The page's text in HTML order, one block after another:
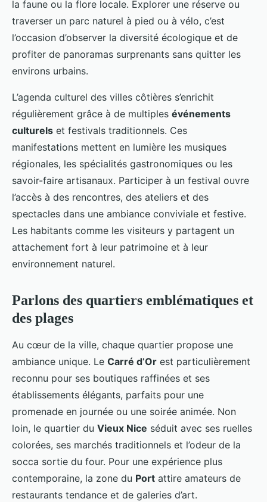
la faune ou la flore locale. Explorer une réserve ou
traverser un parc naturel à pied ou à vélo, c’est
l’occasion d’observer la diversité écologique et de
profiter de panoramas surprenants sans quitter les
environs urbains.
L’agenda culturel des villes côtières s’enrichit
régulièrement grâce à de multiples événements
culturels et festivals traditionnels. Ces
manifestations mettent en lumière les musiques
régionales, les spécialités gastronomiques ou les
savoir-faire artisanaux. Participer à un festival ouvre
l’accès à des rencontres, des ateliers et des
spectacles dans une ambiance conviviale et festive.
Les habitants comme les visiteurs y partagent un
attachement fort à leur patrimoine et à leur
environnement naturel.
Parlons des quartiers emblématiques et
des plages
Au cœur de la ville, chaque quartier propose une
ambiance unique. Le Carré d’Or est particulièrement
reconnu pour ses boutiques raffinées et ses
établissements élégants, parfaits pour une
promenade en journée ou une soirée animée. Non
loin, le quartier du Vieux Nice séduit avec ses ruelles
colorées, ses marchés traditionnels et l’odeur de la
socca sortie du four. Pour une expérience plus
contemporaine, la zone du Port attire amateurs de
restaurants tendance et de galeries d’art.